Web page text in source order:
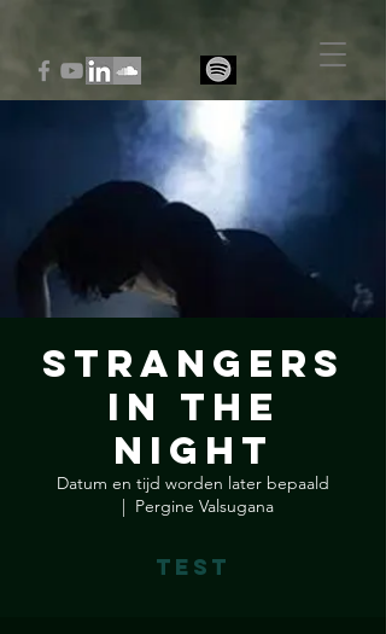
Strangers
in the
Night
Datum en tijd worden later bepaald
  |
Pergine Valsugana
test